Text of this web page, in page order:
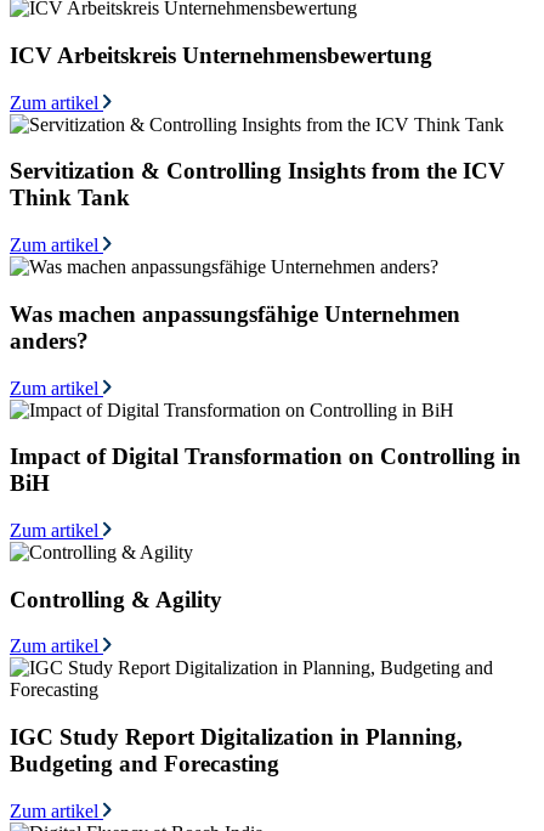
ICV Arbeitskreis Unternehmensbewertung
Zum artikel
Servitization & Controlling Insights from the ICV
Think Tank
Zum artikel
Was machen anpassungsfähige Unternehmen
anders?
Zum artikel
Impact of Digital Transformation on Controlling in
BiH
Zum artikel
Controlling & Agility
Zum artikel
IGC Study Report Digitalization in Planning,
Budgeting and Forecasting
Zum artikel